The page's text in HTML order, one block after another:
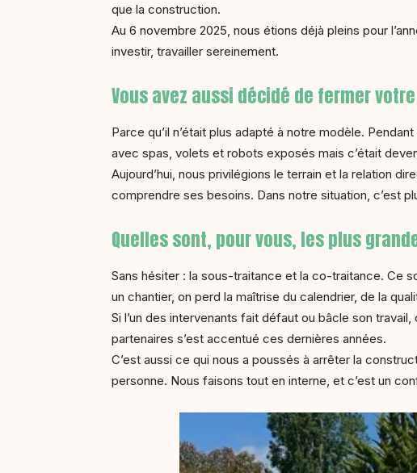
que la construction.
Au 6 novembre 2025, nous étions déjà pleins pour
investir, travailler sereinement.
Vous avez aussi décidé de fermer
Parce qu’il n’était plus adapté à notre modèle.
avec spas, volets et robots exposés mais c’était
Aujourd’hui, nous privilégions le terrain et la relation
comprendre ses besoins. Dans notre situation, c’est
Quelles sont, pour vous, les plus
Sans hésiter : la sous-traitance et la co-traitance. Ce
un chantier, on perd la maîtrise du calendrier, de la
Si l’un des intervenants fait défaut ou bâcle son
partenaires s’est accentué ces dernières années.
C’est aussi ce qui nous a poussés à arrêter la
personne. Nous faisons tout en interne, et c’est un